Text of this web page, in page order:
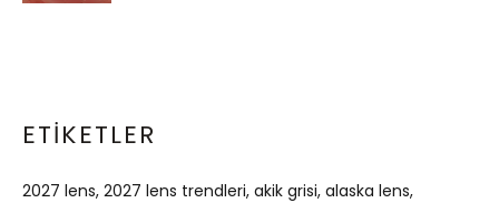
ETIKETLER
2027 lens 2027 lens trendleri akik grisi alaska lens